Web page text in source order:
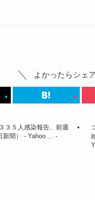
よかったらシェ
３５人感染報告、前週
新聞） - Yahoo ... -